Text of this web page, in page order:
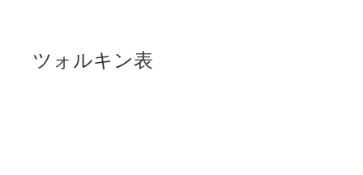
ツォルキン表